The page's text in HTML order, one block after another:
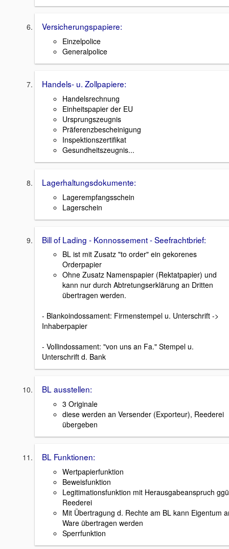
Versicherungspapiere:
Einzelpolice
Generalpolice
Handels- u. Zollpapiere:
Handelsrechnung
Einheitspapier der EU
Ursprungszeugnis
Präferenzbescheinigung
Inspektionszertifikat
Gesundheitszeugnis...
Lagerhaltungsdokumente:
Lagerempfangsschein
Lagerschein
Bill of Lading - Konnossement - Seefrachtbrief:
BL ist mit Zusatz "to order" ein gekorenes
Orderpapier
Ohne Zusatz Namenspapier (Rektatpapier) und
kann nur durch Abtretungserklärung an Dritten
übertragen werden.
- Blankoindossament: Firmenstempel u. Unterschrift ->
Inhaberpapier
- Vollindossament: "von uns an Fa." Stempel u.
Unterschrift d. Bank
BL ausstellen:
3 Originale
diese werden an Versender (Exporteur), Reederei
übergeben
BL Funktionen:
Wertpapierfunktion
Beweisfunktion
Legitimationsfunktion mit Herausgabeanspruch
Reederei
Mit Übertragung d. Rechte am BL kann Eigentum
Ware übertragen werden
Sperrfunktion